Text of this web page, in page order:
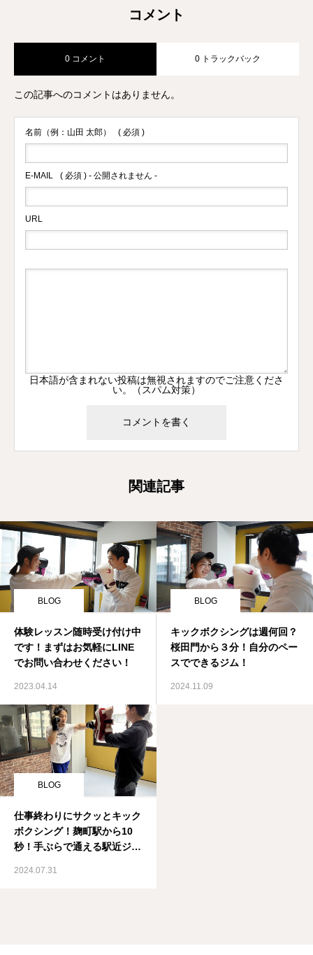
コメント
0 コメント 0 トラックバック
この記事へのコメントはありません。
名前（例：山田 太郎） ( 必須 )
E-MAIL ( 必須 ) - 公開されません -
URL
日本語が含まれない投稿は無視されますのでご注意くださ
い。（スパム対策）
関連記事
BLOG
体験レッスン随時受け付け中
です！まずはお気軽にLINE
でお問い合わせください！
2023.04.14
BLOG
キックボクシングは週何回？
桜田門から３分！自分のペー
スでできるジム！
2024.11.09
BLOG
仕事終わりにサクッとキック
ボクシング！麹町駅から10
秒！手ぶらで通える駅近ジ
2024.07.31